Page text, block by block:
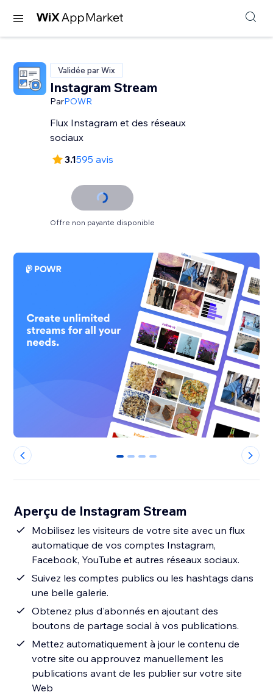
Validée par Wix
Instagram Stream
ParPOWR
Flux Instagram et des réseaux
sociaux
3.1595 avis
Offre non payante disponible
0 1 2 3
Aperçu de Instagram Stream
Mobilisez les visiteurs de votre site avec un flux
automatique de vos comptes Instagram,
Facebook, YouTube et autres réseaux sociaux.
Suivez les comptes publics ou les hashtags dans
une belle galerie.
Obtenez plus d'abonnés en ajoutant des
boutons de partage social à vos publications.
Mettez automatiquement à jour le contenu de
votre site ou approuvez manuellement les
publications avant de les publier sur votre site
Web